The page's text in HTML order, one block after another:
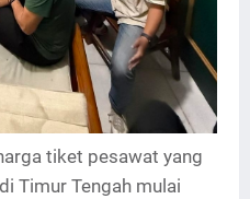
tiket pesawat yang
Timur Tengah mulai